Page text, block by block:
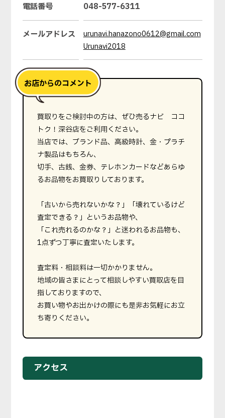
電話番号 048-577-6311
メールアドレス
urunavi.hanazono0612@gmail.com
Urunavi2018
買取りをご検討中の方は、ぜひ売るナビ ココ
トク！深谷店をご利用ください。
当店では、ブランド品、高級時計、金・プラチ
ナ製品はもちろん、
切手、古銭、金券、テレホンカードなどあらゆ
るお品物をお買取りしております。
「古いから売れないかな？」「壊れているけど
査定できる？」というお品物や、
「これ売れるのかな？」と迷われるお品物も、
1点ずつ丁寧に査定いたします。
査定料・相談料は一切かかりません。
地域の皆さまにとって相談しやすい買取店を目
指しておりますので、
お買い物やお出かけの際にも是非お気軽にお立
ち寄りください。
アクセス